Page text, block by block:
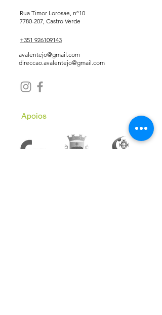
Rua Timor Lorosae, nº10
7780-207, Castro Verde
+351 926109143
avalentejo@gmail.com
direccao.avalentejo@gmail.com
Apoios